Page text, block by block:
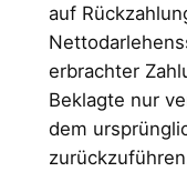
auf
erbrachter
Beklagte nur
dem